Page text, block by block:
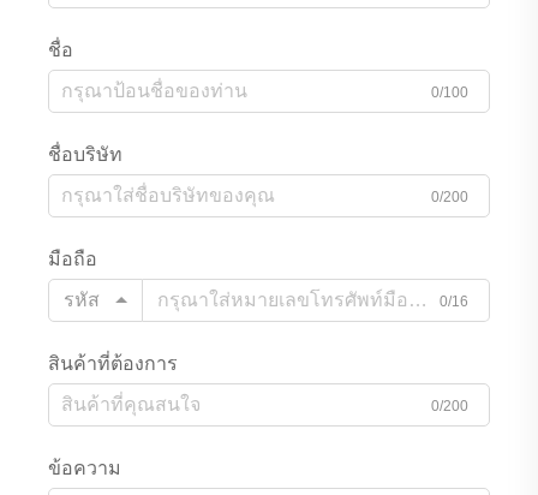
ชื่อ
0/100
ชื่อบริษัท
0/200
มือถือ
รหัส
0/16
สินค้าที่ต้องการ
0/200
ข้อความ